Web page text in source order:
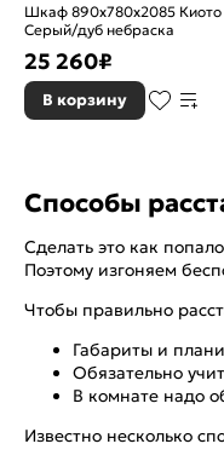
Шкаф 890x780x2085 Киото
Серый/дуб небраска
25 260₽
В корзину
Способы
Сделать это как
Поэтому изгоняем
Чтобы правильно
Габариты и
Обязательно
В комнате надо
Известно несколько